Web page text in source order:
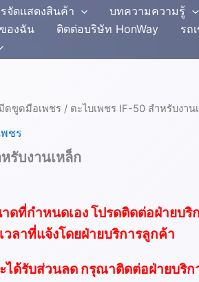
จัดแสดงสินค้า
บทความความรู้
องฉัน
ติดต่อบริษัท HonWay รถ
ดขูดมือเพชร / ตะไบเพชร IF-50 สำหรับงาน
พชร
รับงานเหล็ก
ที่กำหนดเอง โปรดติดต่อฝ่ายบริ
ลาที่แจ้งโดยฝ่ายบริการลูกค้า
ด้รับส่วนลด กรุณาติดต่อฝ่ายบริก